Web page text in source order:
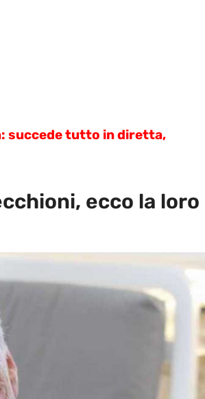
succede tutto in diretta,
ecco la loro